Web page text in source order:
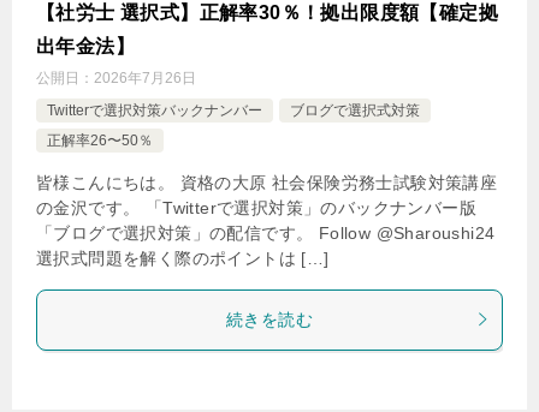
【社労士 選択式】正解率30％！拠出限度額【確定拠
出年金法】
公開日： 2026年7月26日
Twitterで選択対策バックナンバー
ブログで選択式対策
正解率26〜50％
皆様こんにちは。 資格の大原 社会保険労務士試験対策講座
の金沢です。 「Twitterで選択対策」のバックナンバー版
「ブログで選択対策」の配信です。 Follow @Sharoushi24
選択式問題を解く際のポイントは […]
続きを読む